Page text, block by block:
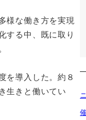
様な働き方を実現
する中、既に取り
を導入した。約８
生きと働いてい